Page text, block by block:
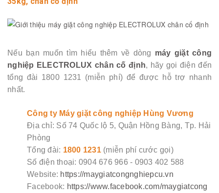
Nếu bạn muốn tìm hiểu thêm về dòng máy giặt công
nghiệp ELECTROLUX chân cố định, hãy gọi điện đến
tổng đài 1800 1231 (miễn phí) để được hỗ trợ nhanh
nhất.
Công ty Máy giặt công nghiệp Hùng Vương
Địa chỉ: Số 74 Quốc lộ 5, Quận Hồng Bàng, Tp. Hải
Phòng
Tổng đài: 1800 1231(miễn phí cước gọi)
Số điện thoại: 0904 676 966 - 0903 402 588
Website: https://maygiatcongnghiepcu.vn
Facebook: https://www.facebook.com/maygiatcong